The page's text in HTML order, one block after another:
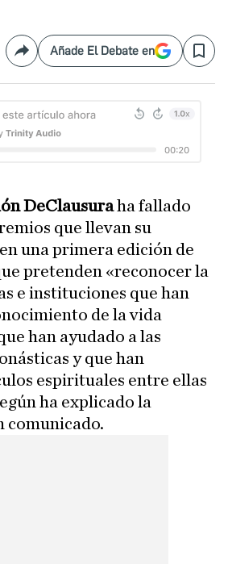
CompartirAñade El Debate en Save
DeClausuraha fallado
que llevan su
una primera edición de
pretenden «reconocer la
e instituciones que han
de la vida
han ayudado a las
y que han
espirituales entre ellas
ha explicado la
comunicado.